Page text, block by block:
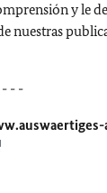
y le
nuestras
- -